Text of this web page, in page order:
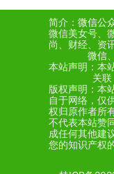
简介： 微信公
微信美女号、
尚、财经、资
微信
本站声明：本
关联
版权声明：本
自于网络，仅
权归原作者所
不代表本站赞
成任何其他建
您的知识产权